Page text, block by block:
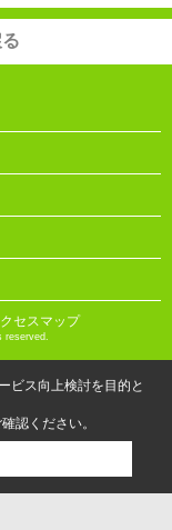
クセスマップ
reserved.
ビス向上検討を目的と
認ください。